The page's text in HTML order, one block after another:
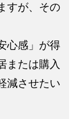
すが、その
心感」が得
または購入
減させたい